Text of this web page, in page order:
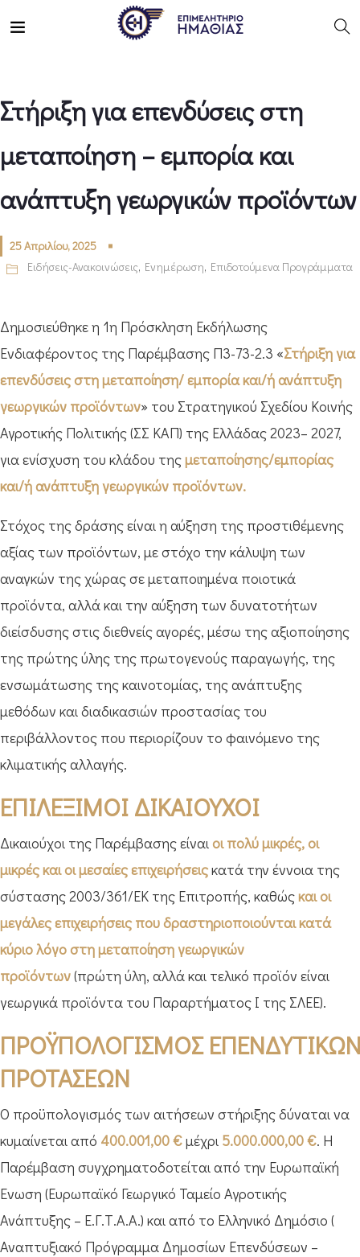
Στήριξη για επενδύσεις στη
μεταποίηση – εμπορία και
ανάπτυξη γεωργικών προϊόντων
25 Απριλίου, 2025
Ειδήσεις-Ανακοινώσεις, Ενημέρωση, Επιδοτούμενα Προγράμματα
Δημοσιεύθηκε η 1η Πρόσκληση Εκδήλωσης
Ενδιαφέροντος της Παρέμβασης Π3-73-2.3 «Στήριξη για
επενδύσεις στη μεταποίηση/ εμπορία και/ή ανάπτυξη
γεωργικών προϊόντων» του Στρατηγικού Σχεδίου Κοινής
Αγροτικής Πολιτικής (ΣΣ ΚΑΠ) της Ελλάδας 2023– 2027,
για ενίσχυση του κλάδου τηςμεταποίησης/εμπορίας
και/ή ανάπτυξη γεωργικών προϊόντων.
Στόχος της δράσης είναι η αύξηση της προστιθέμενης
αξίας των προϊόντων, με στόχο την κάλυψη των
αναγκών της χώρας σε μεταποιημένα ποιοτικά
προϊόντα, αλλά και την αύξηση των δυνατοτήτων
διείσδυσης στις διεθνείς αγορές, μέσω της αξιοποίησης
της πρώτης ύλης της πρωτογενούς παραγωγής, της
ενσωμάτωσης της καινοτομίας, της ανάπτυξης
μεθόδων και διαδικασιών προστασίας του
περιβάλλοντος που περιορίζουν το φαινόμενο της
κλιματικής αλλαγής.
ΕΠΙΛΕΞΙΜΟΙ ΔΙΚΑΙΟΥΧΟΙ
Δικαιούχοι της Παρέμβασης είναιοι πολύ μικρές, οι
μικρές και οι μεσαίες επιχειρήσειςκατά την έννοια της
σύστασης 2003/361/ΕΚ της Επιτροπής, καθώςκαιοι
μεγάλες επιχειρήσεις που δραστηριοποιούνται κατά
κύριο λόγο στη μεταποίηση γεωργικών
προϊόντων(πρώτη ύλη, αλλά και τελικό προϊόν είναι
γεωργικά προϊόντα του Παραρτήματος Ι της ΣΛΕΕ).
ΠΡΟΫΠΟΛΟΓΙΣΜΟΣ
ΠΡΟΤΑΣΕΩΝ
Ο προϋπολογισμός των αιτήσεων στήριξης δύναται να
κυμαίνεται από 400.001,00 €μέχρι 5.000.000,00 €. Η
Παρέμβαση συγχρηματοδοτείται από την Ευρωπαϊκή
Ένωση (Ευρωπαϊκό Γεωργικό Ταμείο Αγροτικής
Ανάπτυξης – Ε.Γ.Τ.Α.Α.) και από το Ελληνικό Δημόσιο (
Αναπτυξιακό Πρόγραμμα Δημοσίων Επενδύσεων –